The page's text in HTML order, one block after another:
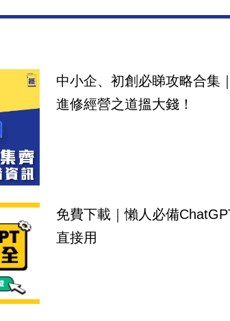
中小企、初創必睇攻略合集
進修經營之道搵大錢！
免費下載｜懶人必備
直接用